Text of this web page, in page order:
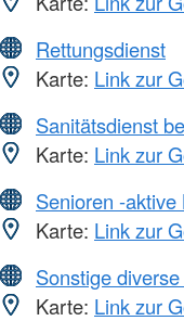
Rettungsdienst
Karte: Link zur
Sanitätsdienst
Karte: Link zur
Senioren -
Karte: Link zur
Sonstige
Karte: Link zur